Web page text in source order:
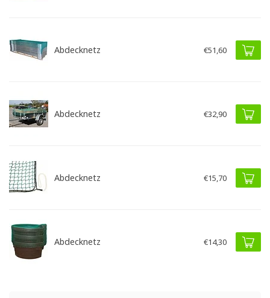
Abdecknetz €51,60
Abdecknetz €32,90
Abdecknetz €15,70
Abdecknetz €14,30